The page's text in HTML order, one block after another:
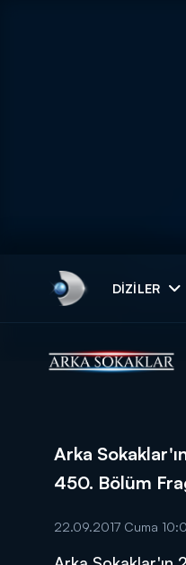
DIZILER
Arka
450. Bölüm
22.09.2017 Cuma